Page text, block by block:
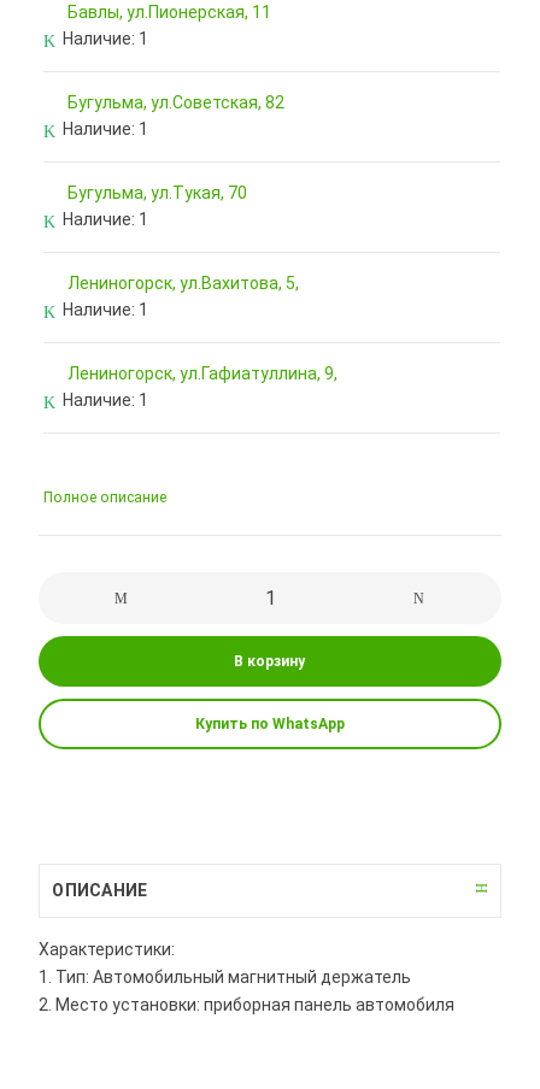
Бавлы, ул.Пионерская, 11
Наличие: 1
Бугульма, ул.Советская, 82
Наличие: 1
Бугульма, ул.Тукая, 70
Наличие: 1
Лениногорск, ул.Вахитова, 5,
Наличие: 1
Лениногорск, ул.Гафиатуллина, 9,
Наличие: 1
Полное описание
В корзину
Купить по WhatsApp
ОПИСАНИЕ
Характеристики:
1. Тип: Автомобильный магнитный держатель
2. Место установки: приборная панель автомобиля